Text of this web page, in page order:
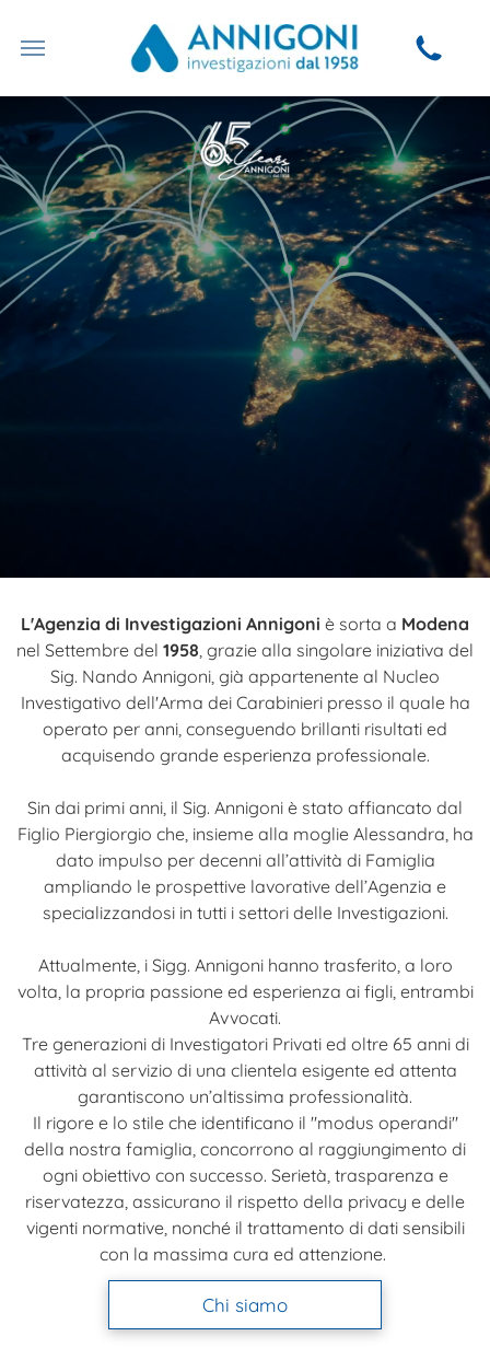
Annigoni dal 1958
L'Agenzia di Investigazioni Annigoni è sorta a Modena
nel Settembre del 1958 , grazie alla singolare iniziativa del
Sig. Nando Annigoni, già appartenente al Nucleo
Investigativo dell'Arma dei Carabinieri presso il quale ha
operato per anni, conseguendo brillanti risultati ed
acquisendo grande esperienza professionale.
Sin dai primi anni, il Sig. Annigoni è stato affiancato dal
Figlio Piergiorgio che, insieme alla moglie Alessandra, ha
dato impulso per decenni all’attività di Famiglia
ampliando le prospettive lavorative dell’Agenzia e
specializzandosi in tutti i settori delle Investigazioni.
Attualmente, i Sigg. Annigoni hanno trasferito, a loro
volta, la propria passione ed esperienza ai figli, entrambi
Avvocati.
Tre generazioni di Investigatori Privati ed oltre 65 anni di
attività al servizio di una clientela esigente ed attenta
garantiscono un’altissima professionalità.
Il rigore e lo stile che identificano il "modus operandi"
della nostra famiglia, concorrono al raggiungimento di
ogni obiettivo con successo. Serietà, trasparenza e
riservatezza, assicurano il rispetto della privacy e delle
vigenti normative, nonché il trattamento di dati sensibili
con la massima cura ed attenzione.
Chi siamo